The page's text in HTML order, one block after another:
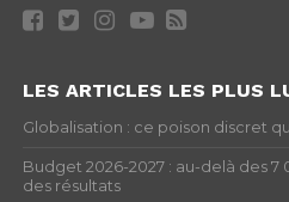
LES ARTICLES LES PLUS
Globalisation : ce poison discret
Budget 2026-2027 : au-delà des
des résultats